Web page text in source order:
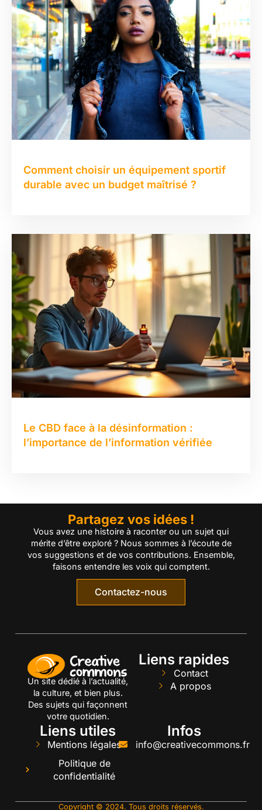
Comment choisir un équipement sportif
durable avec un budget maîtrisé ?
Le CBD face à la désinformation :
l’importance de l’information vérifiée
Partagez vos idées !
Vous avez une histoire à raconter ou un sujet qui
mérite d’être exploré ? Nous sommes à l’écoute de
vos suggestions et de vos contributions. Ensemble,
faisons entendre les voix qui comptent.
Contactez-nous
Un site dédié à l’actualité,
la culture, et bien plus.
Des sujets qui façonnent
votre quotidien.
Liens rapides
Contact
A propos
Liens utiles
Mentions légales
Politique de
confidentialité
Infos
info@creativecommons.fr
Copyright © 2024. Tous droits réservés.